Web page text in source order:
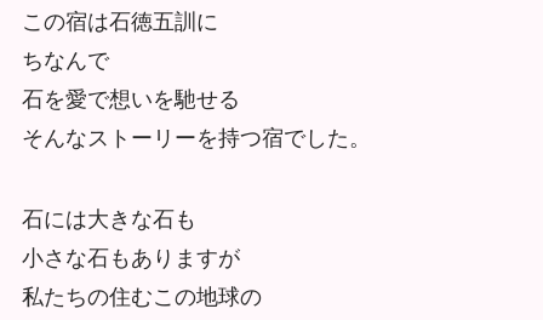
この宿は石徳五訓に
ちなんで
石を愛で想いを馳せる
そんなストーリーを持つ宿でした。
石には大きな石も
小さな石もありますが
私たちの住むこの地球の